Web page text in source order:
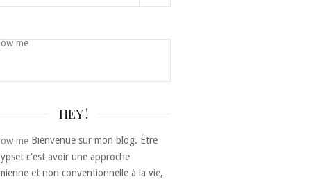
HEY !
Bienvenue sur mon blog. Être
c'est avoir une approche
et non conventionnelle à la vie,